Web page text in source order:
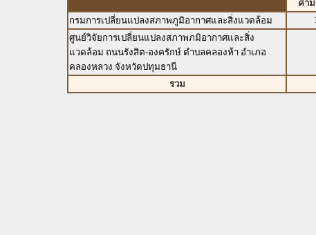
ค่า
กรมการเปลี่ยนแปลงสภาพภูมิอากาศและสิ่งแวดล้อม
ศูนย์วิจัยการเปลี่ยนแปลงสภาพภมิอากาศและสิ่ง
แวดล้อม ถนนรังสิต-องครักษ์ ตำบลคลองห้า อำเภอ
คลองหลวง จังหวัดปทุมธานี
รวม